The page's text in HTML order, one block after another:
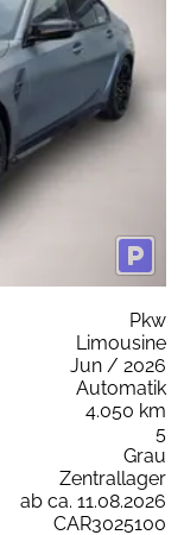
Pkw
Limousine
Jun / 2026
Automatik
4.050 km
5
Grau
Zentrallager
ab ca. 11.08.2026
CAR3025100